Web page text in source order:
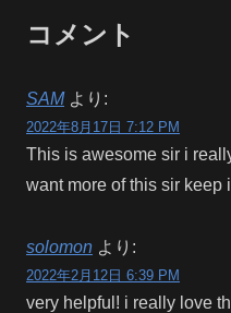
コメント
SAM より:
2022年8月17日 7:12 PM
This is awesome sir i
want more of this sir keep
solomon より:
2022年2月12日 6:39 PM
very helpful! i really love